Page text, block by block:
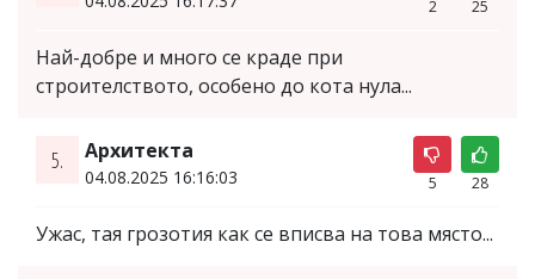
2 25
Най-добре и много се краде при
строителството, особено до кота нула...
5. Архитекта
04.08.2025 16:16:03 5 28
Ужас, тая грозотия как се вписва на това място...